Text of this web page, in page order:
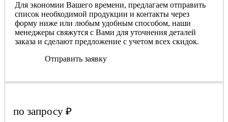
Для экономии Вашего времени, предлагаем отправить
список необходимой продукции и контакты через
форму ниже или любым удобным способом, наши
менеджеры свяжутся с Вами для уточнения деталей
заказа и сделают предложение с учетом всех скидок.
Отправить заявку
по запросу ₽